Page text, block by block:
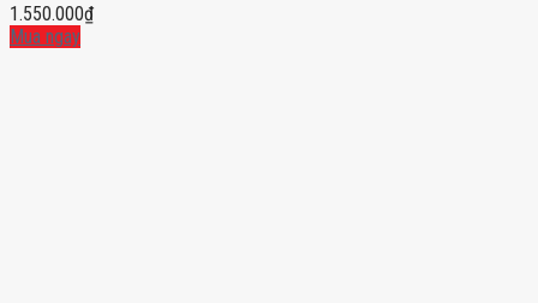
1.550.000₫
Mua ngay